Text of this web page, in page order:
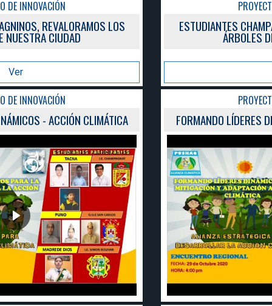
ESTUDIANTES CHAMPAGNINOS, REVALORAMOS LOS
ÁRBOLES DE NUESTRA CIUDAD
FORMANDO LÍDERES DINÁMICOS - ACCIÓN CLIMÁTICA